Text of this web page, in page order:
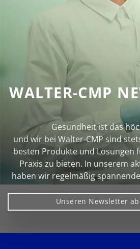
WALTER-CMP
Gesundheit ist das
und wir bei Walter‑CMP sind
besten Produkte und Lösungen
Praxis zu bieten. In unserem
haben wir regelmäßig
Unseren Newsletter